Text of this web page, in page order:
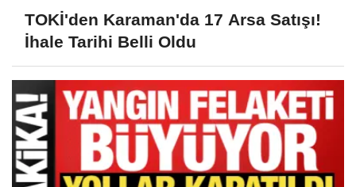
TOKİ'den Karaman'da 17 Arsa Satışı!
İhale Tarihi Belli Oldu